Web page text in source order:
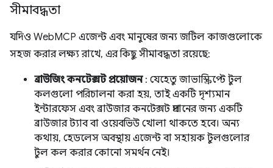
সীমাবদ্ধতা
যদিও WebMCP এজেন্ট এবং মানুষের জন্য জটিল কাজগুলোকে
সহজ করার লক্ষ্য রাখে, এর কিছু সীমাবদ্ধতা রয়েছে:
ব্রাউজিং কনটেক্সট প্রয়োজন: যেহেতু জাভাস্ক্রিপ্টে টুল
কলগুলো পরিচালনা করা হয়, তাই একটি দৃশ্যমান
ইন্টারফেস এবং ব্রাউজার কনটেক্সট প্রদানের জন্য একটি
ব্রাউজার ট্যাব বা ওয়েবভিউ খোলা থাকতে হবে। অন্য
কথায়, হেডলেস অবস্থায় এজেন্ট বা সহায়ক টুলগুলোর
টুল কল করার কোনো সমর্থন নেই।